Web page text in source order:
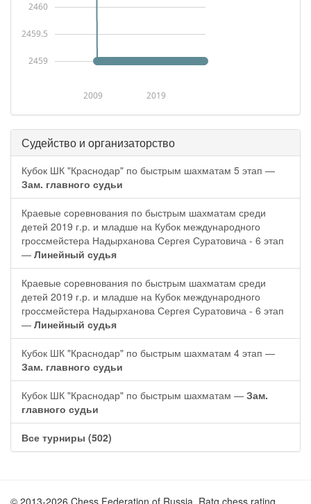
2009 2019
2459
2459.5
2460
Судейство и организаторство
Кубок ШК "Краснодар" по быстрым шахматам 5 этап —
Зам. главного судьи
Краевые соревнования по быстрым шахматам среди
детей 2019 г.р. и младше на Кубок международного
гроссмейстера Надырханова Сергея Суратовича - 6 этап
— Линейный судья
Краевые соревнования по быстрым шахматам среди
детей 2019 г.р. и младше на Кубок международного
гроссмейстера Надырханова Сергея Суратовича - 6 этап
— Линейный судья
Кубок ШК "Краснодар" по быстрым шахматам 4 этап —
Зам. главного судьи
Кубок ШК "Краснодар" по быстрым шахматам — Зам.
главного судьи
Все турниры (502)
© 2013-2026 Chess Federation of Russia. Ratg chess rating